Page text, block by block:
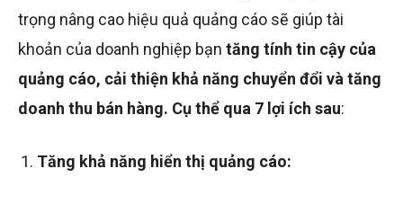
trọng nâng cao hiệu quả quảng cáo sẽ giúp tài
khoản của doanh nghiệp bạn tăng tính tin cậy của
quảng cáo, cải thiện khả năng chuyển đổi và tăng
doanh thu bán hàng. Cụ thể qua 7 lợi ích sau:
Tăng khả năng hiển thị quảng cáo: